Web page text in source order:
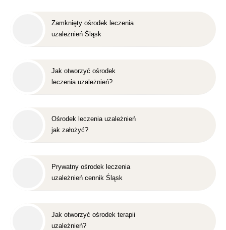
Zamknięty ośrodek leczenia
uzależnień Śląsk
Jak otworzyć ośrodek
leczenia uzależnień?
Ośrodek leczenia uzależnień
jak założyć?
Prywatny ośrodek leczenia
uzależnień cennik Śląsk
Jak otworzyć ośrodek terapii
uzależnień?